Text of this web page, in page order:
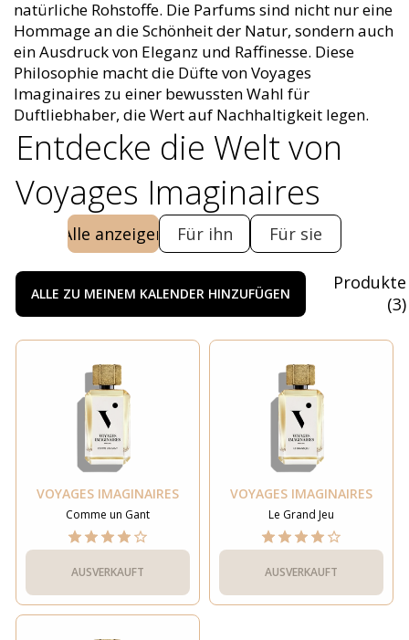
natürliche Rohstoffe. Die Parfums sind nicht nur eine
Hommage an die Schönheit der Natur, sondern auch
ein Ausdruck von Eleganz und Raffinesse. Diese
Philosophie macht die Düfte von Voyages
Imaginaires zu einer bewussten Wahl für
Duftliebhaber, die Wert auf Nachhaltigkeit legen.
Entdecke die Welt von
Voyages Imaginaires
Alle anzeigen Für ihn Für sie
ALLE ZU MEINEM KALENDER HINZUFÜGEN
Produkte
(3)
VOYAGES IMAGINAIRES
Comme un Gant
AUSVERKAUFT
VOYAGES IMAGINAIRES
Le Grand Jeu
AUSVERKAUFT